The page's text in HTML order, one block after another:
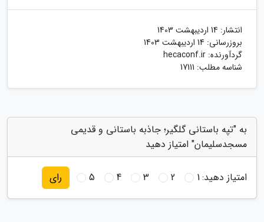
انتشار: 14 اردیبهشت 1403
بروزرسانی: 14 اردیبهشت 1403
گردآورنده: hecaconf.ir
شناسه مطلب: 17111
به "تپه باستانی گلگیر؛ جاذبه باستانی و قدیمی
مسجدسلیمان" امتیاز دهید
امتیاز دهید:1
2
3
4
5 رای